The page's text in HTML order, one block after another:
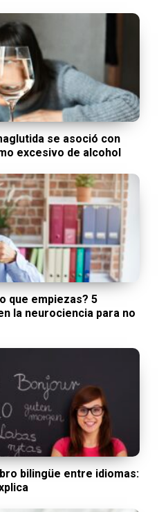
se asoció con
excesivo de alcohol
que empiezas? 5
la neurociencia para no
bilingüe entre idiomas: